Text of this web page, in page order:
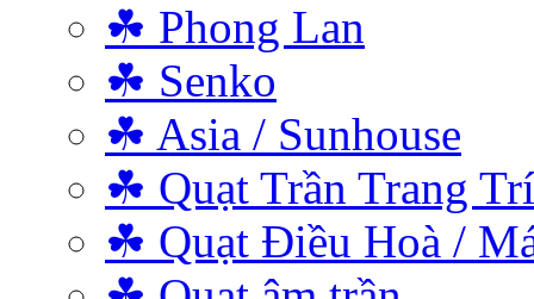
☘ Phong Lan
☘ Senko
☘ Asia / Sunhouse
☘ Quạt Trần Trang Trí
☘ Quạt Điều Hoà /